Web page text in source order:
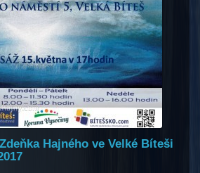
Hajného ve Velké Bíteši